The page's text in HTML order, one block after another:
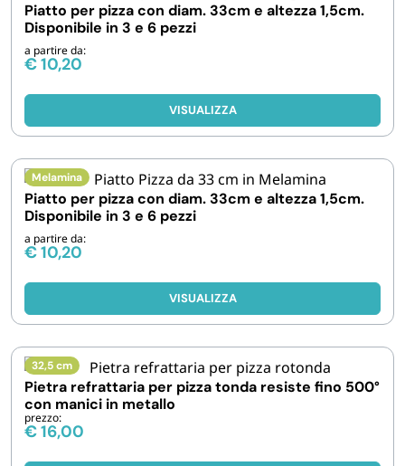
Piatto per pizza con diam. 33cm e altezza 1,5cm.
Disponibile in 3 e 6 pezzi
a partire da:
€10,20
VISUALIZZA
Melamina
Piatto per pizza con diam. 33cm e altezza 1,5cm.
Disponibile in 3 e 6 pezzi
a partire da:
€10,20
VISUALIZZA
32,5 cm
Pietra refrattaria per pizza tonda resiste fino 500°
con manici in metallo
prezzo:
€16,00